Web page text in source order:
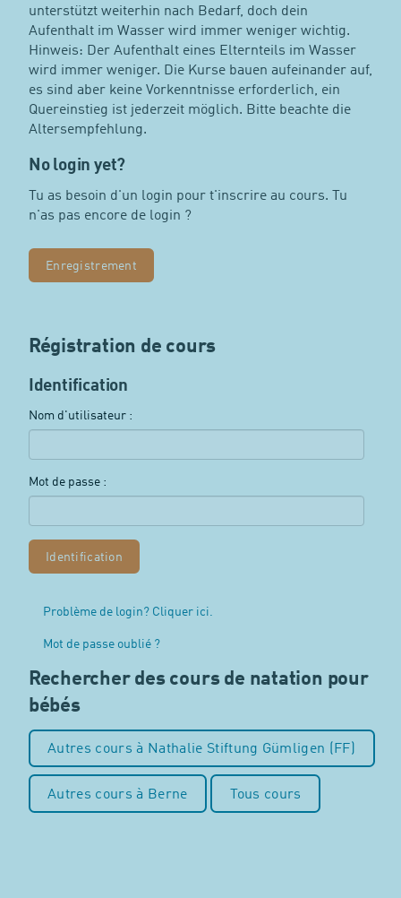
unterstützt weiterhin nach Bedarf, doch dein
Aufenthalt im Wasser wird immer weniger wichtig.
Hinweis: Der Aufenthalt eines Elternteils im Wasser
wird immer weniger. Die Kurse bauen aufeinander auf,
es sind aber keine Vorkenntnisse erforderlich, ein
Quereinstieg ist jederzeit möglich. Bitte beachte die
Altersempfehlung.
No login yet?
Tu as besoin d'un login pour t'inscrire au cours. Tu
n'as pas encore de login ?
Enregistrement
Régistration de cours
Identification
Nom d'utilisateur :
Mot de passe :
Problème de login? Cliquer ici.
Mot de passe oublié ?
Rechercher des cours de natation pour
bébés
Autres cours à Nathalie Stiftung Gümligen (FF)
Autres cours à Berne Tous cours